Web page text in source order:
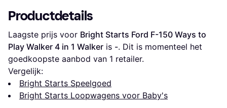
Productdetails
Laagste prijs voor Bright Starts Ford F-150 Ways to
Play Walker 4 in 1 Walker is -. Dit is momenteel het
goedkoopste aanbod van 1 retailer.
Vergelijk:
Bright Starts Speelgoed
Bright Starts Loopwagens voor Baby's